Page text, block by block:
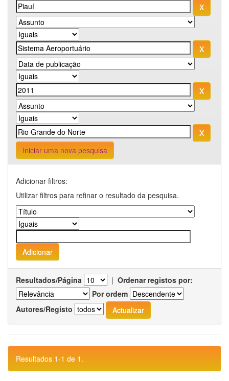
Iniciar uma nova pesquisa
Adicionar filtros:
Utilizar filtros para refinar o resultado da pesquisa.
Resultados/Página | Ordenar registos por:
Por ordem
Autores/Registo
Resultados 1-1 de 1.